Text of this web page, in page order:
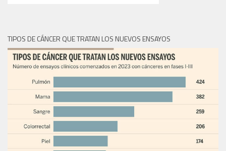
TIPOS DE CÁNCER QUE TRATAN LOS NUEVOS ENSAYOS